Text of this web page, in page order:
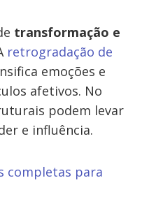
transformação e
retrogradação de
emoções e
afetivos. No
podem levar
e influência.
completas para